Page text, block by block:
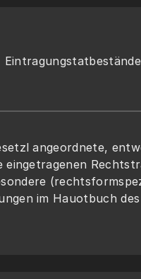
Eintragungstatbestände
angeordnete,
eingetragenen
im Hauotbuch des